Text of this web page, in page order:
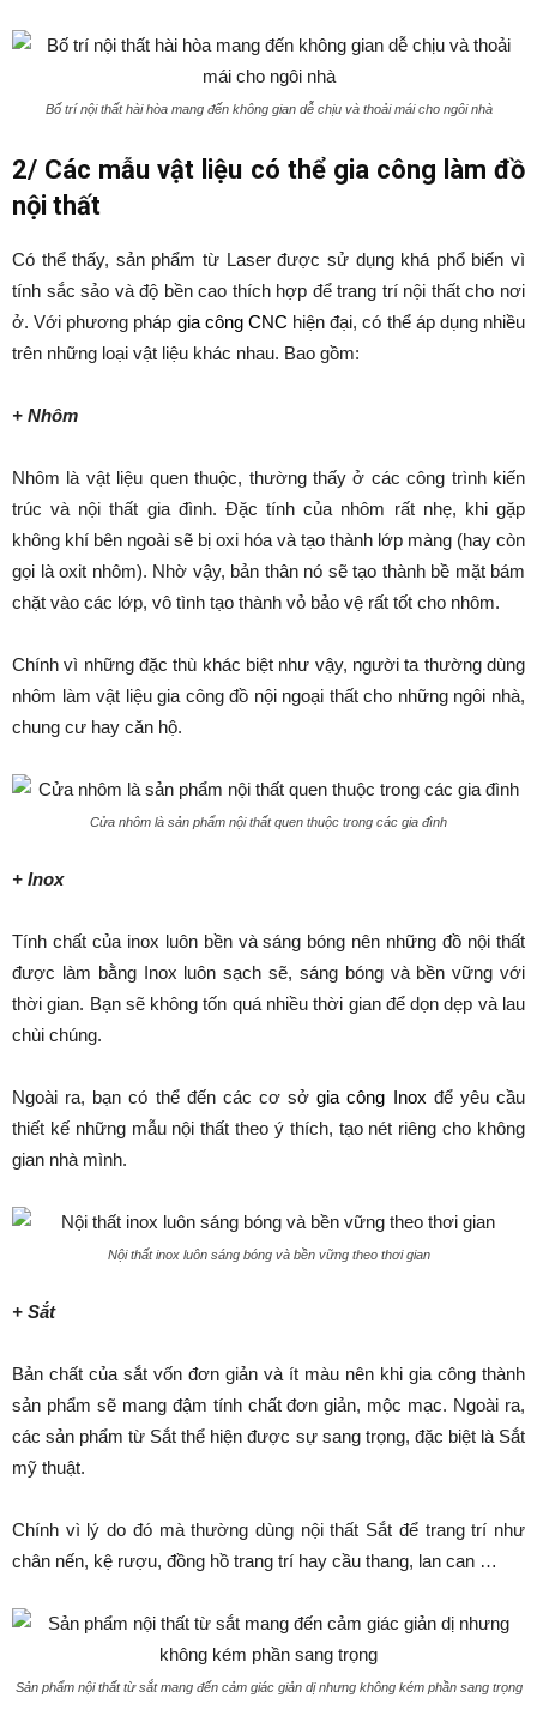
Bố trí nội thất hài hòa mang đến không gian dễ chịu và thoải mái cho ngôi nhà
2/ Các mẫu vật liệu có thể gia công làm đồ
nội thất
Có thể thấy, sản phẩm từ Laser được sử dụng khá phổ biến vì
tính sắc sảo và độ bền cao thích hợp để trang trí nội thất cho nơi
ở. Với phương pháp gia công CNC hiện đại, có thể áp dụng nhiều
trên những loại vật liệu khác nhau. Bao gồm:
+ Nhôm
Nhôm là vật liệu quen thuộc, thường thấy ở các công trình kiến
trúc và nội thất gia đình. Đặc tính của nhôm rất nhẹ, khi gặp
không khí bên ngoài sẽ bị oxi hóa và tạo thành lớp màng (hay còn
gọi là oxit nhôm). Nhờ vậy, bản thân nó sẽ tạo thành bề mặt bám
chặt vào các lớp, vô tình tạo thành vỏ bảo vệ rất tốt cho nhôm.
Chính vì những đặc thù khác biệt như vậy, người ta thường dùng
nhôm làm vật liệu gia công đồ nội ngoại thất cho những ngôi nhà,
chung cư hay căn hộ.
Cửa nhôm là sản phẩm nội thất quen thuộc trong các gia đình
+ Inox
Tính chất của inox luôn bền và sáng bóng nên những đồ nội thất
được làm bằng Inox luôn sạch sẽ, sáng bóng và bền vững với
thời gian. Bạn sẽ không tốn quá nhiều thời gian để dọn dẹp và lau
chùi chúng.
Ngoài ra, bạn có thể đến các cơ sởgia công Inox để yêu cầu
thiết kế những mẫu nội thất theo ý thích, tạo nét riêng cho không
gian nhà mình.
Nội thất inox luôn sáng bóng và bền vững theo thơi gian
+ Sắt
Bản chất của sắt vốn đơn giản và ít màu nên khi gia công thành
sản phẩm sẽ mang đậm tính chất đơn giản, mộc mạc. Ngoài ra,
các sản phẩm từ Sắt thể hiện được sự sang trọng, đặc biệt là Sắt
mỹ thuật.
Chính vì lý do đó mà thường dùng nội thất Sắt để trang trí như
chân nến, kệ rượu, đồng hồ trang trí hay cầu thang, lan can …
Sản phẩm nội thất từ sắt mang đến cảm giác giản dị nhưng không kém phần sang trọng